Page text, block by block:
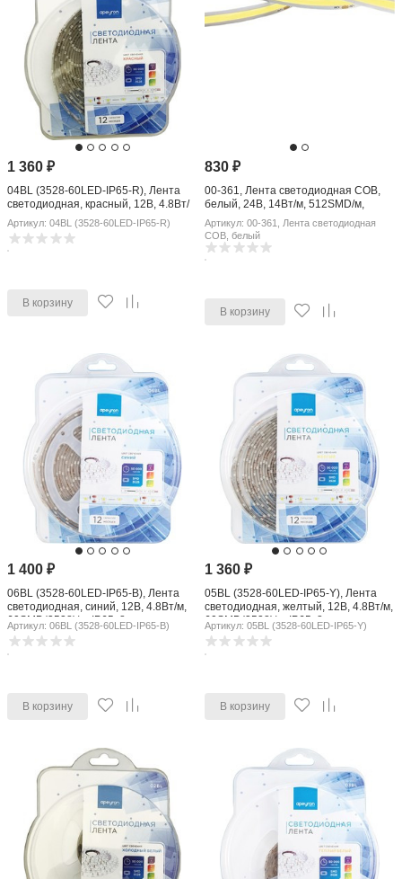
1 360₽
04BL (3528-60LED-IP65-R), Лента
светодиодная, красный, 12В, 4.8Вт/
м, 60SMD(3528)/м, IP65, 8мм, цена за
катушку 5м
Артикул: 04BL (3528-60LED-IP65-R)
В корзину
830 ₽
00-361, Лента светодиодная COB,
белый, 24В, 14Вт/м, 512SMD/м,
1200Лм/м, 4000K, IP20, 10 мм, 1м
Артикул: 00-361, Лента светодиодная
COB, белый
В корзину
1 400₽
06BL (3528-60LED-IP65-B), Лента
светодиодная, синий, 12В, 4.8Вт/м,
60SMD(3528)/м, IP65, 8мм, цена за
катушку 5м
Артикул: 06BL (3528-60LED-IP65-B)
В корзину
1 360 ₽
05BL (3528-60LED-IP65-Y), Лента
светодиодная, желтый, 12В, 4.8Вт/м,
60SMD(3528)/м, IP65, 8мм, цена за
катушку 5м
Артикул: 05BL (3528-60LED-IP65-Y)
В корзину